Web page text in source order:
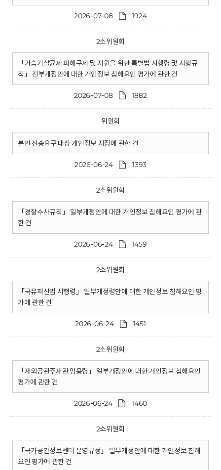
2026-07-08 1924
2소위원회
「가습기살균제 피해구제 및 지원을 위한 특별법 시행령 및 시행규
칙」 전부개정안에 대한 개인정보 침해요인 평가에 관한 건
2026-07-08 1882
위원회
본인 전송요구 대상 개인정보 지정에 관한 건
2026-06-24 1393
2소위원회
「경찰수사규칙」 일부개정안에 대한 개인정보 침해요인 평가에 관
한 건
2026-06-24 1459
2소위원회
「국유재산법 시행령」 일부개정령안에 대한 개인정보 침해요인 평
가에 관한 건
2026-06-24 1451
2소위원회
「재외공관주재관 임용령」 일부개정안에 대한 개인정보 침해요인
평가에 관한 건
2026-06-24 1460
2소위원회
「국가공간정보센터 운영규정」 일부개정안에 대한 개인정보 침해
요인 평가에 관한 건